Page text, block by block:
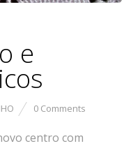
e
0 Comments
centro com